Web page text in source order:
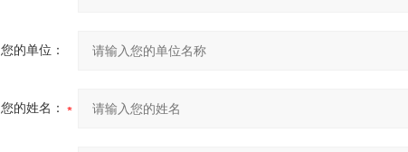
您的单位：
您的姓名：